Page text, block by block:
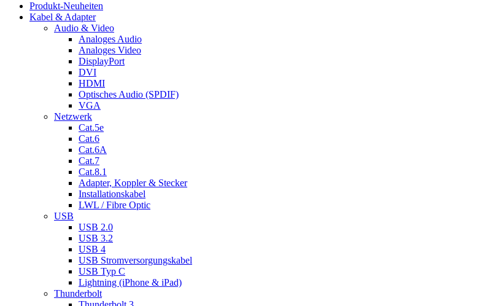
Produkt-Neuheiten
Kabel & Adapter
Audio & Video
Analoges Audio
Analoges Video
DisplayPort
DVI
HDMI
Optisches Audio (SPDIF)
VGA
Netzwerk
Cat.5e
Cat.6
Cat.6A
Cat.7
Cat.8.1
Adapter, Koppler & Stecker
Installationskabel
LWL / Fibre Optic
USB
USB 2.0
USB 3.2
USB 4
USB Stromversorgungskabel
USB Typ C
Lightning (iPhone & iPad)
Thunderbolt